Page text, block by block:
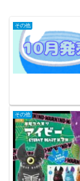
その他
その他